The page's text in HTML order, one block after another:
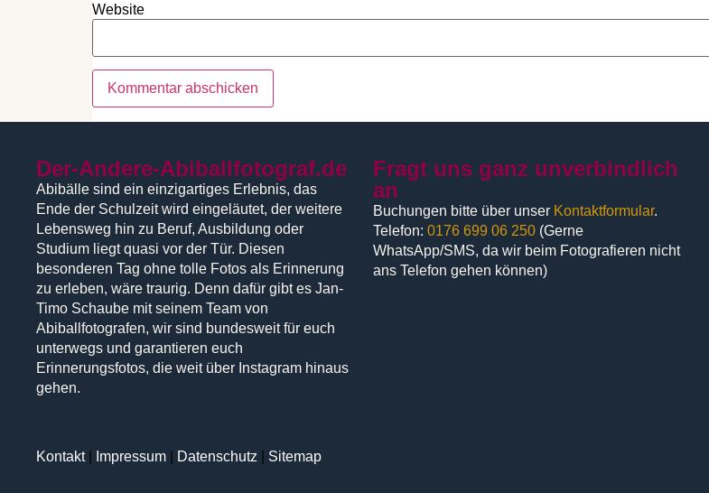
Website
Der-Andere-Abiballfotograf.de
Abibälle sind ein einzigartiges Erlebnis, das
Ende der Schulzeit wird eingeläutet, der weitere
Lebensweg hin zu Beruf, Ausbildung oder
Studium liegt quasi vor der Tür. Diesen
besonderen Tag ohne tolle Fotos als Erinnerung
zu erleben, wäre traurig. Denn dafür gibt es Jan-
Timo Schaube mit seinem Team von
Abiballfotografen, wir sind bundesweit für euch
unterwegs und garantieren euch
Erinnerungsfotos, die weit über Instagram hinaus
gehen.
Fragt uns ganz unverbindlich
an
Buchungen bitte über unser Kontaktformular.
Telefon: 0176 699 06 250(Gerne
WhatsApp/SMS, da wir beim Fotografieren nicht
ans Telefon gehen können)
Kontakt| Impressum Datenschutz Sitemap